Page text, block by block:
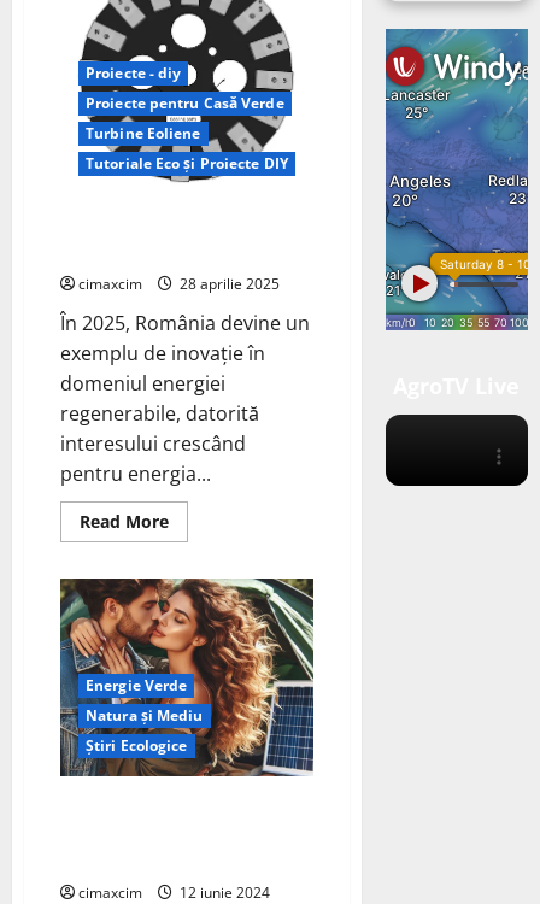
Proiecte - diy
Proiecte pentru Casă Verde
Turbine Eoliene
Tutoriale Eco și Proiecte DIY
cimaxcim 28 aprilie 2025
În 2025, România devine un
exemplu de inovație în
domeniul energiei
regenerabile, datorită
interesului crescând
pentru energia...
Read MoreRead
more
eoliană
DIY
în
România:
Revoluția
PMG
în
anul
2025
Energie Verde
Natura și Mediu
Știri Ecologice
cimaxcim 12 iunie 2024